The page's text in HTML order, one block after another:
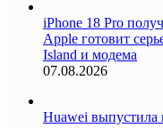
iPhone 18 Pro
Apple готовит
Island и модема
07.08.2026
Huawei выпустила